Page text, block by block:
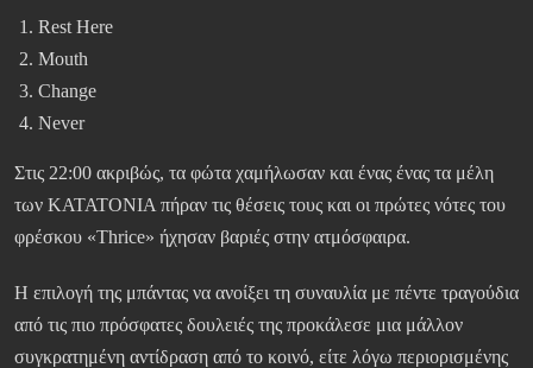
Rest Here
Mouth
Change
Never
Στις 22:00 ακριβώς, τα φώτα χαμήλωσαν και ένας ένας τα μέλη
των KATATΟΝΙΑ πήραν τις θέσεις τους και οι πρώτες νότες του
φρέσκου «Thrice» ήχησαν βαριές στην ατμόσφαιρα.
Η επιλογή της μπάντας να ανοίξει τη συναυλία με πέντε τραγούδια
από τις πιο πρόσφατες δουλειές της προκάλεσε μια μάλλον
συγκρατημένη αντίδραση από το κοινό, είτε λόγω περιορισμένης